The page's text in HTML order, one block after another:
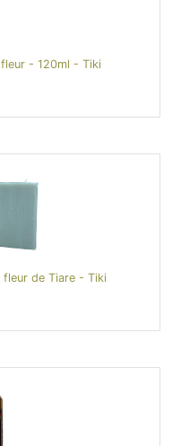
- 120ml - Tiki
fleur de Tiare - Tiki